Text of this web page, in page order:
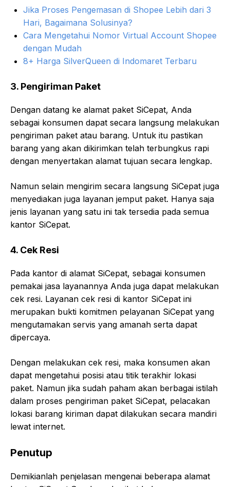
Jika Proses Pengemasan di Shopee Lebih dari 3
Hari, Bagaimana Solusinya?
Cara Mengetahui Nomor Virtual Account Shopee
dengan Mudah
8+ Harga SilverQueen di Indomaret Terbaru
3. Pengiriman Paket
Dengan datang ke alamat paket SiCepat, Anda
sebagai konsumen dapat secara langsung melakukan
pengiriman paket atau barang. Untuk itu pastikan
barang yang akan dikirimkan telah terbungkus rapi
dengan menyertakan alamat tujuan secara lengkap.
Namun selain mengirim secara langsung SiCepat juga
menyediakan juga layanan jemput paket. Hanya saja
jenis layanan yang satu ini tak tersedia pada semua
kantor SiCepat.
4. Cek Resi
Pada kantor di alamat SiCepat, sebagai konsumen
pemakai jasa layanannya Anda juga dapat melakukan
cek resi. Layanan cek resi di kantor SiCepat ini
merupakan bukti komitmen pelayanan SiCepat yang
mengutamakan servis yang amanah serta dapat
dipercaya.
Dengan melakukan cek resi, maka konsumen akan
dapat mengetahui posisi atau titik terakhir lokasi
paket. Namun jika sudah paham akan berbagai istilah
dalam proses pengiriman paket SiCepat, pelacakan
lokasi barang kiriman dapat dilakukan secara mandiri
lewat internet.
Penutup
Demikianlah penjelasan mengenai beberapa alamat